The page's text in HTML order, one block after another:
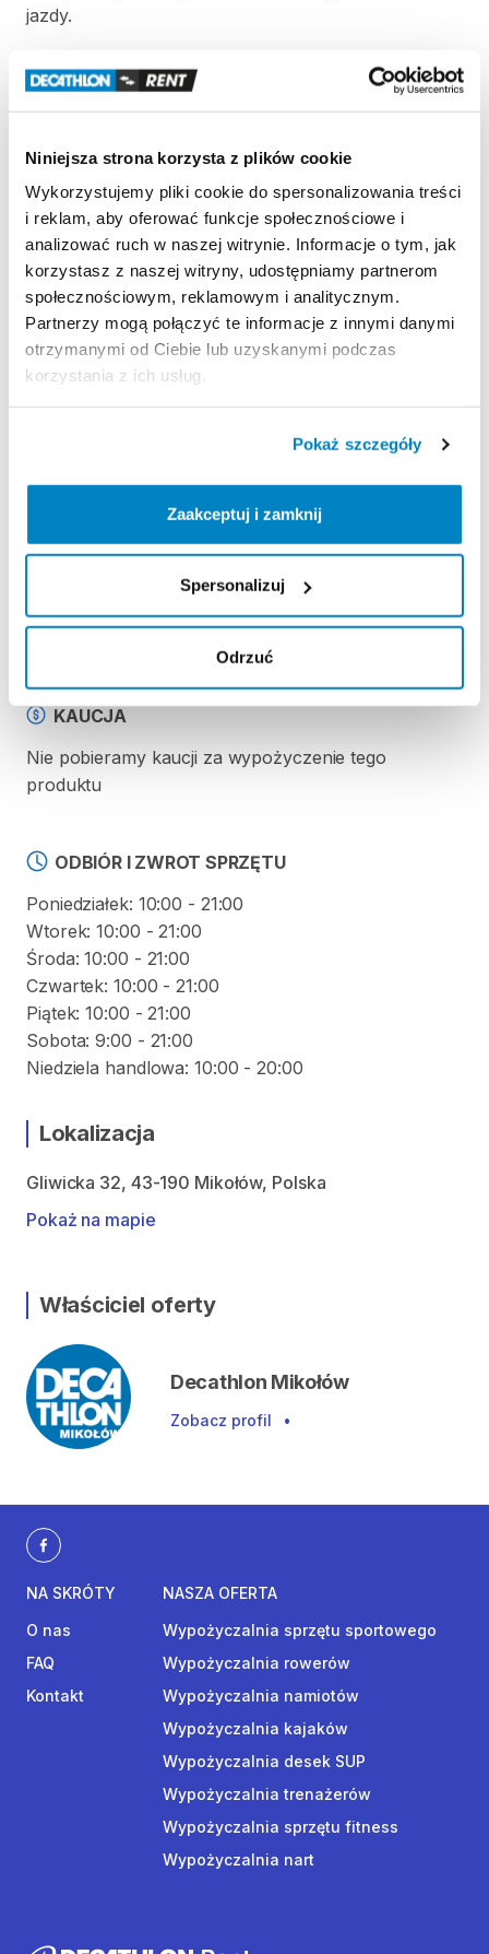
Niniejsza strona korzysta z plików cookie
Wykorzystujemy pliki cookie do spersonalizowania treści
i reklam, aby oferować funkcje społecznościowe i
analizować ruch w naszej witrynie. Informacje o tym, jak
korzystasz z naszej witryny, udostępniamy partnerom
społecznościowym, reklamowym i analitycznym.
Partnerzy mogą połączyć te informacje z innymi danymi
otrzymanymi od Ciebie lub uzyskanymi podczas
korzystania z ich usług.
Pokaż szczegóły
Zaakceptuj i zamknij
Spersonalizuj
Odrzuć
jazdy.
Informujemy​,​ że w przypadku
własnych
butów narciarskich prosimy
jednego
ustawienia wiązań oraz siły wypięcia. W
przygotowanie następujących informacji
o
użytkowniku:
wzrost wiek​,​ waga oraz
poziom
umiejętności
skali 1–3.
Jeżeli klient nie dostarczy swojego buta
narciarskiego przy odbiorze nart​,​ regulację wiązań
wykonuje we własnym
Zasady wypożyczenia
KAUCJA
Nie pobieramy kaucji za wypożyczenie tego
produktu
ODBIÓR I ZWROT SPRZĘTU
Poniedziałek: 10:00 - 21:00
Wtorek: 10:00 - 21:00
Środa: 10:00 - 21:00
Czwartek: 10:00 - 21:00
Piątek: 10:00 - 21:00
Sobota: 9:00 - 21:00
Niedziela handlowa: 10:00 - 20:00
Lokalizacja
Gliwicka 32, 43-190 Mikołów, Polska
Pokaż na mapie
Właściciel oferty
Decathlon Mikołów
Zobacz profil •
NA SKRÓTY
O nas
FAQ
Kontakt
NASZA OFERTA
Wypożyczalnia sprzętu sportowego
Wypożyczalnia rowerów
Wypożyczalnia namiotów
Wypożyczalnia kajaków
Wypożyczalnia desek SUP
Wypożyczalnia trenażerów
Wypożyczalnia sprzętu fitness
Wypożyczalnia nart